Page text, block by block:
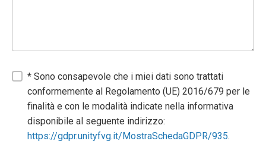
* Sono consapevole che i miei dati sono trattati
conformemente al Regolamento (UE) 2016/679 per le
finalità e con le modalità indicate nella informativa
disponibile al seguente indirizzo:
https://gdpr.unityfvg.it/MostraSchedaGDPR/935.